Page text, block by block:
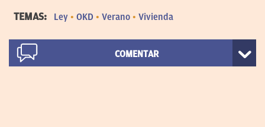
TEMAS: Ley OKD Verano Vivienda
COMENTAR